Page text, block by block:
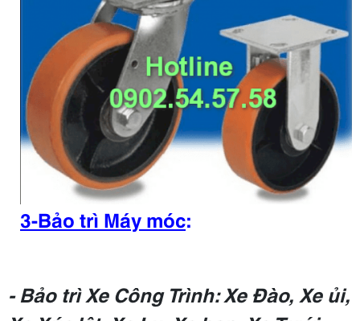
3-Bảo trì Máy móc:
- Bảo trì Xe Công Trình: Xe Đào, Xe ủi,